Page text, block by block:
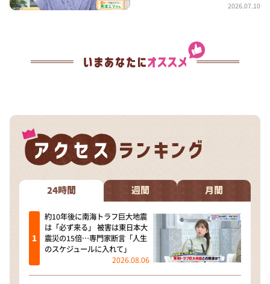
2026.07.10
24時間 週間 月間
約10年後に南海トラフ巨大地震
は「必ず来る」 被害は東日本大
震災の15倍…専門家断言「人生
のスケジュールに入れて」
2026.08.06